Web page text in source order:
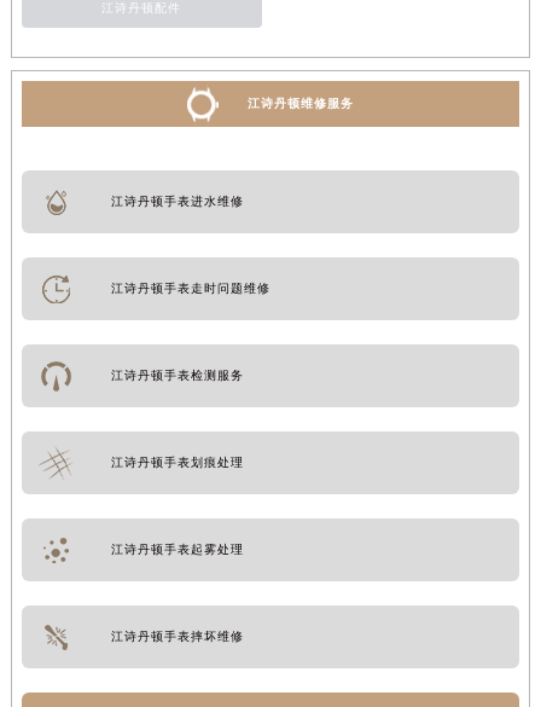
江诗丹顿配件
江诗丹顿维修服务
江诗丹顿手表进水维修
江诗丹顿手表走时问题维修
江诗丹顿手表检测服务
江诗丹顿手表划痕处理
江诗丹顿手表起雾处理
江诗丹顿手表摔坏维修